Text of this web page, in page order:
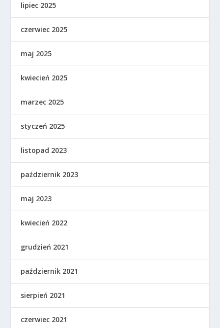
lipiec 2025
czerwiec 2025
maj 2025
kwiecień 2025
marzec 2025
styczeń 2025
listopad 2023
październik 2023
maj 2023
kwiecień 2022
grudzień 2021
październik 2021
sierpień 2021
czerwiec 2021